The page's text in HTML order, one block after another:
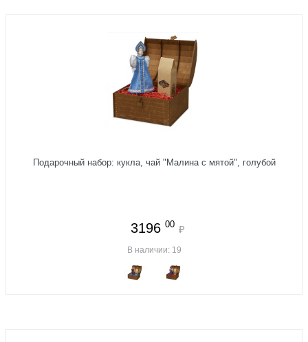
Подарочный набор: кукла, чай "Малина с мятой", голубой
3196 00 ₽
В наличии: 19